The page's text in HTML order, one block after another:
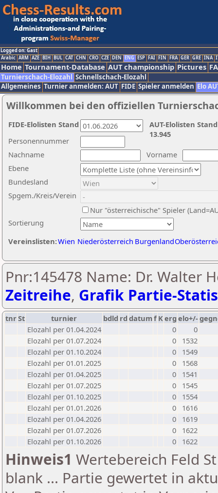
Logged on: Gast
Arabic ARM AZE BIH BUL CAT CHN CRO CZE DEN ENG ESP FAI FIN FRA GER GRE INA
Home Tournament-Database AUT championship Pictures
Turnierschach-Elozahl Schnellschach-Elozahl
Allgemeines Turnier anmelden: AUT FIDE Spieler anmelden Elo
Willkommen bei den offiziellen
Nachname
Vorname
Ebene
Sortierung
Personennummer
Bundesland
Spgem./Kreis/Verein
Nur "österreichische" Spieler
Vereinslisten:Wien Niederösterreich Burgenland
AUT-Elolisten
13.945
FIDE-Elolisten Stand
Pnr:145478 Name: Dr. Walter
Zeitreihe, Grafik Partie-
tnrSt turnier bdld rd datumf Kerg elo+/-
Elozahl per 01.04.2024
0
0
Elozahl per 01.07.2024
0
1532
Elozahl per 01.10.2024
0
1549
Elozahl per 01.01.2025
0
1568
Elozahl per 01.04.2025
0
1541
Elozahl per 01.07.2025
0
1545
Elozahl per 01.10.2025
0
1554
Elozahl per 01.01.2026
0
1616
Elozahl per 01.04.2026
0
1619
Elozahl per 01.07.2026
0
1622
Elozahl per 01.10.2026
0 1622
Hinweis1 Wertebereich Feld
blank ... Partie gewertet in